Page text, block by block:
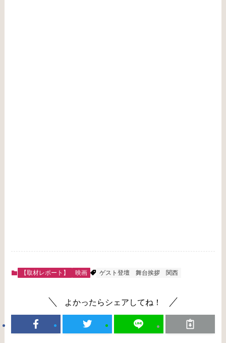
【取材レポート】 映画 ゲスト登壇 舞台挨拶 関西
よかったらシェアしてね！